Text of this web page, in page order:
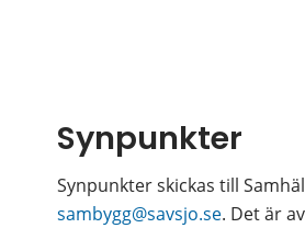
Synpunkter
Synpunkter skickas till
sambygg@savsjo.se. Det är